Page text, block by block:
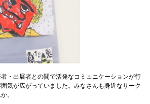
・出展者との間で活発なコミュニケーションが行
気が広がっていました。みなさんも身近なサーク
。